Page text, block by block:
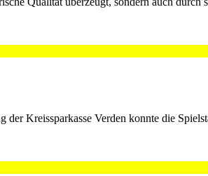
Kreissparkasse Verden konnte die